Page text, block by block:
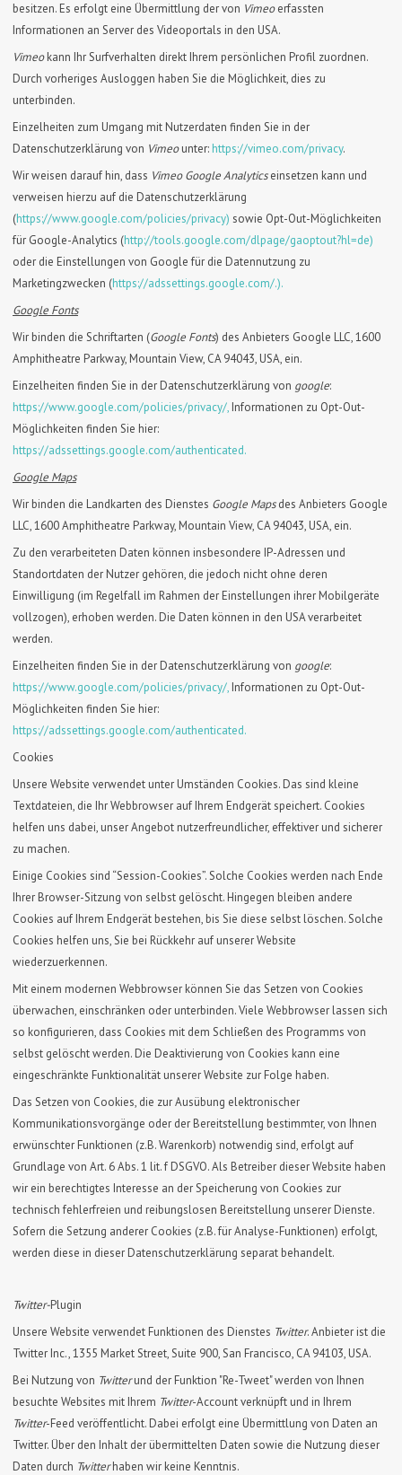
besitzen. Es erfolgt eine Übermittlung der von Vimeoerfassten
Informationen an Server des Videoportals in den USA.
Vimeokann Ihr Surfverhalten direkt Ihrem persönlichen Profil zuordnen.
Durch vorheriges Ausloggen haben Sie die Möglichkeit, dies zu
unterbinden.
Einzelheiten zum Umgang mit Nutzerdaten finden Sie in der
Datenschutzerklärung von Vimeounter: https://vimeo.com/privacy.
Wir weisen darauf hin, dass Vimeo Google Analyticseinsetzen kann und
verweisen hierzu auf die Datenschutzerklärung
(https://www.google.com/policies/privacy) sowie Opt-Out-Möglichkeiten
für Google-Analytics (http://tools.google.com/dlpage/gaoptout?hl=de)
oder die Einstellungen von Google für die Datennutzung zu
Marketingzwecken (https://adssettings.google.com/.).
Google Fonts
Wir binden die Schriftarten (Google Fonts) des Anbieters Google LLC, 1600
Amphitheatre Parkway, Mountain View, CA 94043, USA, ein.
Einzelheiten finden Sie in der Datenschutzerklärung von google:
https://www.google.com/policies/privacy/, Informationen zu Opt-Out-
Möglichkeiten finden Sie hier:
https://adssettings.google.com/authenticated.
Google Maps
Wir binden die Landkarten des Dienstes Google Mapsdes Anbieters Google
LLC, 1600 Amphitheatre Parkway, Mountain View, CA 94043, USA, ein.
Zu den verarbeiteten Daten können insbesondere IP-Adressen und
Standortdaten der Nutzer gehören, die jedoch nicht ohne deren
Einwilligung (im Regelfall im Rahmen der Einstellungen ihrer Mobilgeräte
vollzogen), erhoben werden. Die Daten können in den USA verarbeitet
werden.
Einzelheiten finden Sie in der Datenschutzerklärung von google:
https://www.google.com/policies/privacy/, Informationen zu Opt-Out-
Möglichkeiten finden Sie hier:
https://adssettings.google.com/authenticated.
Cookies
Unsere Website verwendet unter Umständen Cookies. Das sind kleine
Textdateien, die Ihr Webbrowser auf Ihrem Endgerät speichert. Cookies
helfen uns dabei, unser Angebot nutzerfreundlicher, effektiver und sicherer
zu machen.
Einige Cookies sind “Session-Cookies”. Solche Cookies werden nach Ende
Ihrer Browser-Sitzung von selbst gelöscht. Hingegen bleiben andere
Cookies auf Ihrem Endgerät bestehen, bis Sie diese selbst löschen. Solche
Cookies helfen uns, Sie bei Rückkehr auf unserer Website
wiederzuerkennen.
Mit einem modernen Webbrowser können Sie das Setzen von Cookies
überwachen, einschränken oder unterbinden. Viele Webbrowser lassen sich
so konfigurieren, dass Cookies mit dem Schließen des Programms von
selbst gelöscht werden. Die Deaktivierung von Cookies kann eine
eingeschränkte Funktionalität unserer Website zur Folge haben.
Das Setzen von Cookies, die zur Ausübung elektronischer
Kommunikationsvorgänge oder der Bereitstellung bestimmter, von Ihnen
erwünschter Funktionen (z.B. Warenkorb) notwendig sind, erfolgt auf
Grundlage von Art. 6 Abs. 1 lit. f DSGVO. Als Betreiber dieser Website haben
wir ein berechtigtes Interesse an der Speicherung von Cookies zur
technisch fehlerfreien und reibungslosen Bereitstellung unserer Dienste.
Sofern die Setzung anderer Cookies (z.B. für Analyse-Funktionen) erfolgt,
werden diese in dieser Datenschutzerklärung separat behandelt.
Twitter-Plugin
Unsere Website verwendet Funktionen des Dienstes Twitter. Anbieter ist die
Twitter Inc., 1355 Market Street, Suite 900, San Francisco, CA 94103, USA.
Bei Nutzung von Twitterund der Funktion "Re-Tweet" werden von Ihnen
besuchte Websites mit Ihrem Twitter-Account verknüpft und in Ihrem
Twitter-Feed veröffentlicht. Dabei erfolgt eine Übermittlung von Daten an
Twitter. Über den Inhalt der übermittelten Daten sowie die Nutzung dieser
Daten durch Twitterhaben wir keine Kenntnis.